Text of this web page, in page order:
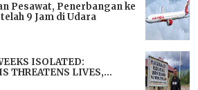
Pesawat, Penerbangan ke
9 Jam di Udara
ISOLATED:
THREATENS LIVES,
URGENTLY NEEDED